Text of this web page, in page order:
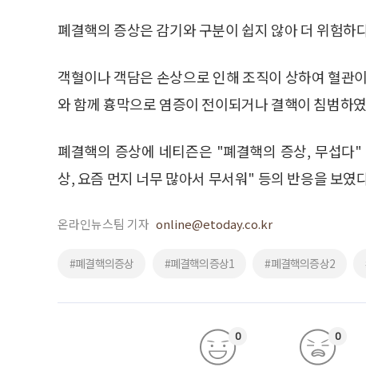
폐결핵의 증상은 감기와 구분이 쉽지 않아 더 위험하
객혈이나 객담은 손상으로 인해 조직이 상하여 혈관
와 함께 흉막으로 염증이 전이되거나 결핵이 침범하
폐결핵의 증상에 네티즌은 "폐결핵의 증상, 무섭
상, 요즘 먼지 너무 많아서 무서워" 등의 반응을 보였
온라인뉴스팀 기자 online@etoday.co.kr
#폐결핵의증상 #폐결핵의증상1 #폐결핵의증상2
0 0